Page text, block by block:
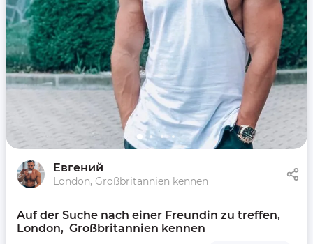
Евгений
London, Großbritannien kennen
Auf der Suche nach einer Freundin zu treffen,
London,  Großbritannien kennen